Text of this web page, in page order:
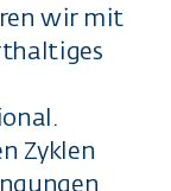
wir mit
Zyklen